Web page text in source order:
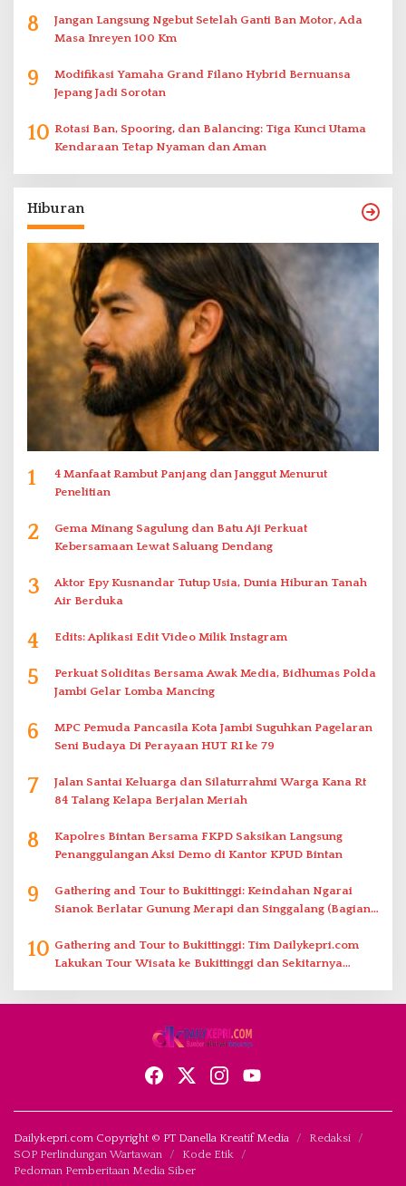
8
Jangan Langsung Ngebut Setelah Ganti Ban Motor, Ada
Masa Inreyen 100 Km
9
Modifikasi Yamaha Grand Filano Hybrid Bernuansa
Jepang Jadi Sorotan
10 Rotasi Ban, Spooring, dan Balancing: Tiga Kunci Utama
Kendaraan Tetap Nyaman dan Aman
Hiburan
1
4 Manfaat Rambut Panjang dan Janggut Menurut
Penelitian
2
Gema Minang Sagulung dan Batu Aji Perkuat
Kebersamaan Lewat Saluang Dendang
3
Aktor Epy Kusnandar Tutup Usia, Dunia Hiburan Tanah
Air Berduka
4 Edits: Aplikasi Edit Video Milik Instagram
5
Perkuat Soliditas Bersama Awak Media, Bidhumas Polda
Jambi Gelar Lomba Mancing
6
MPC Pemuda Pancasila Kota Jambi Suguhkan Pagelaran
Seni Budaya Di Perayaan HUT RI ke 79
7
Jalan Santai Keluarga dan Silaturrahmi Warga Kana Rt
84 Talang Kelapa Berjalan Meriah
8
Kapolres Bintan Bersama FKPD Saksikan Langsung
Penanggulangan Aksi Demo di Kantor KPUD Bintan
9
Gathering and Tour to Bukittinggi: Keindahan Ngarai
Sianok Berlatar Gunung Merapi dan Singgalang (Bagian
10 Gathering and Tour to Bukittinggi: Tim Dailykepri.com
Lakukan Tour Wisata ke Bukittinggi dan Sekitarnya
Dailykepri.com Copyright © PT Danella Kreatif Media
Redaksi
SOP Perlindungan Wartawan
Kode Etik
Pedoman Pemberitaan Media Siber